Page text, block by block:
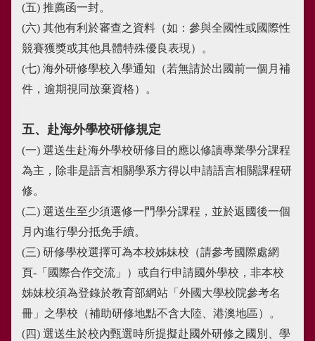
(五) 推薦函一封。
(六) 其他有利於審查之資料（如：參與全國性或國際性
競賽獲獎或其他具體特殊優良表現）。
(七) 海外研修學校入學通知（若無請於出國前一個月補
件，逾期視同放棄資格）。
五、赴海外學校研修規定
(一) 選送生赴海外學校研修目的應以修讀專業學分課程
為主，除非是語言相關學系方得以申請語言相關課程研
修。
(二) 選送生至少須選修一門學分課程，並於返國後一個
月內進行學分抵免手續。
(三) 研修學校選擇可為本校姊妹校（請參考國際處網
頁-「國際合作交流」）或自行申請國外學校，非本校
姊妹校須為登錄於教育部網站「外國大學校院參考名
冊」之學校（補助研修地點不含大陸、港澳地區）。
(四) 選送生於校內甄選時所提擬赴國外研修之國別、學